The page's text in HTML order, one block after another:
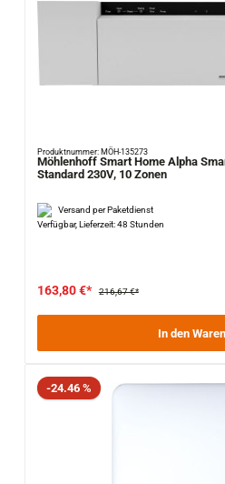
Produktnummer: MÖH-135273
Möhlenhoff Smart Home Alpha
Standard 230V, 10 Zonen
Versand per Paketdienst
Verfügbar, Lieferzeit: 48 Stunden
163,80 €* 216,67 €*
In den
Rabatt
-24.46 %